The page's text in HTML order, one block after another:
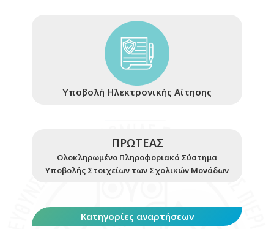
Υποβολή Ηλεκτρονικής Αίτησης
ΠΡΩΤΕΑΣ
Ολοκληρωμένο Πληροφοριακό Σύστημα
Υποβολής Στοιχείων των Σχολικών Μονάδων
Κατηγορίες αναρτήσεων